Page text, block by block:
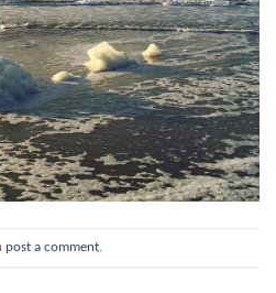
post a comment